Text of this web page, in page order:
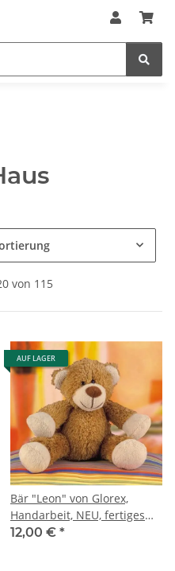
von 115
AUF LAGER
Bär "Leon" von Glorex,
Handarbeit, NEU, fertiges
Kuscheltier, Geschenk, Baby
12,00 € *